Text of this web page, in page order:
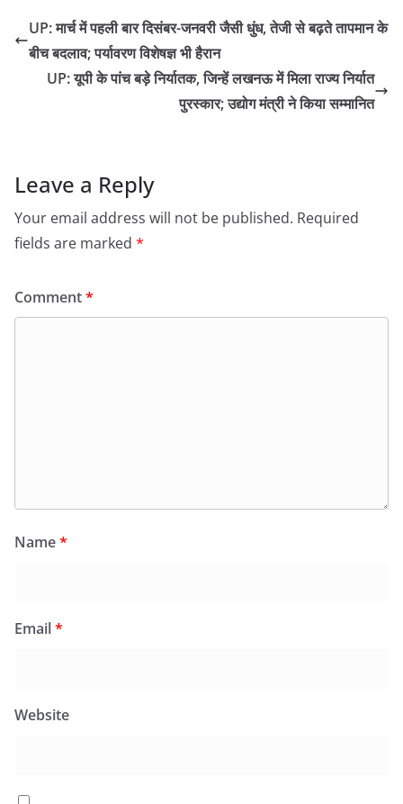
UP: मार्च में पहली बार दिसंबर-जनवरी जैसी धुंध, तेजी से बढ़ते तापमान के
बीच बदलाव; पर्यावरण विशेषज्ञ भी हैरान
UP: यूपी के पांच बड़े निर्यातक, जिन्हें लखनऊ में मिला राज्य निर्यात
पुरस्कार; उद्योग मंत्री ने किया सम्मानित
Leave a Reply
Your email address will not be published. Required
fields are marked *
Comment*
Name*
Email*
Website